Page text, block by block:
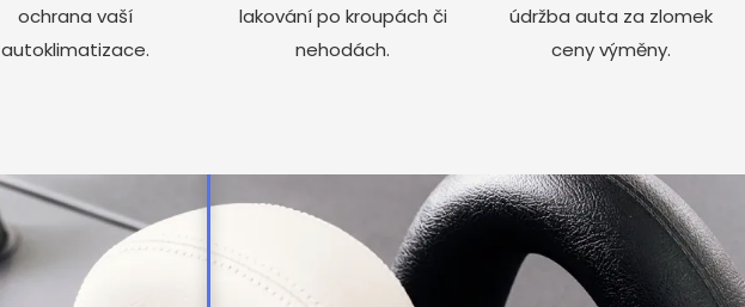
ochrana vaší
autoklimatizace.
lakování po kroupách či
nehodách.
údržba auta za zlomek
ceny výměny.